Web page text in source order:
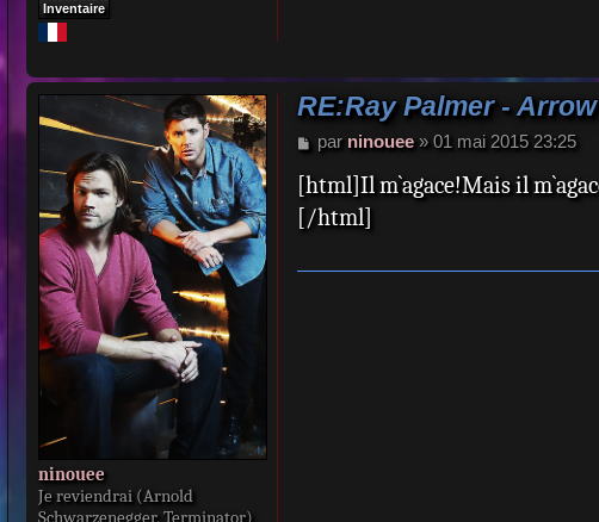
Inventaire
ninouee
Je reviendrai (Arnold
Schwarzenegger, Terminator)
RE:Ray Palmer - Arrow
M
s
s
a
e
par ninouee» 01 mai 2015 23:25
[html]Il m`agace!Mais il
[/html]